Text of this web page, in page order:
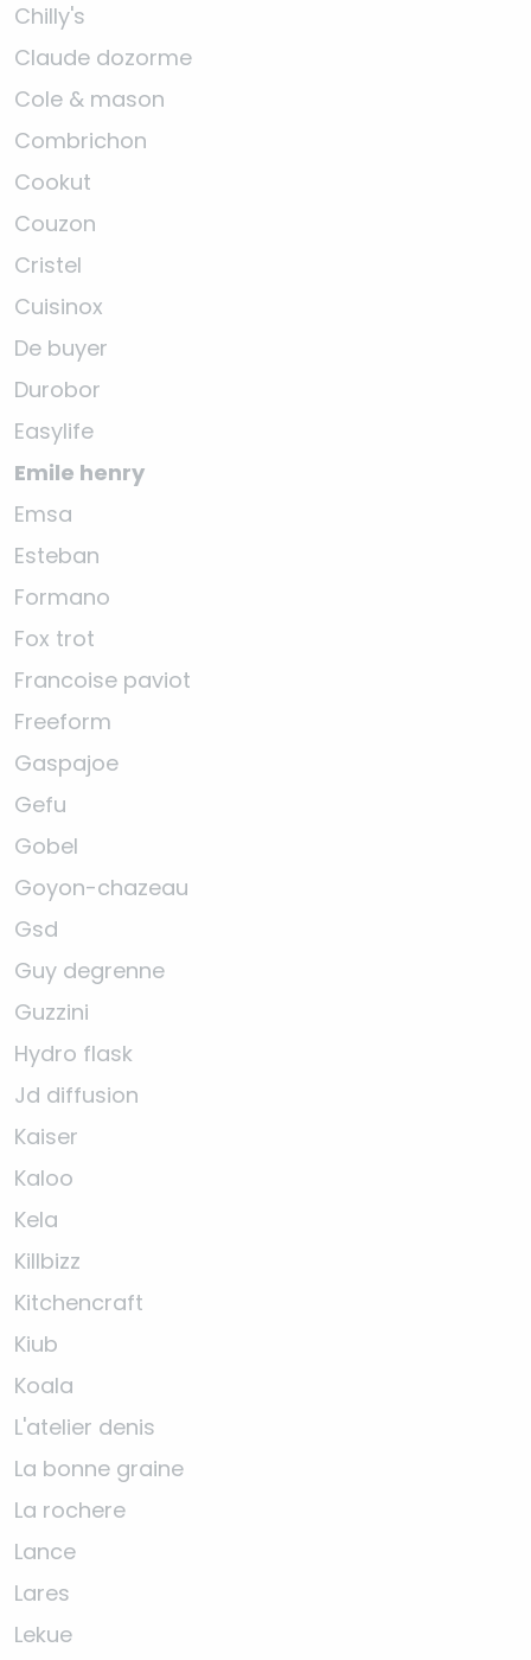
Chilly's
Claude dozorme
Cole & mason
Combrichon
Cookut
Couzon
Cristel
Cuisinox
De buyer
Durobor
Easylife
Emile henry
Emsa
Esteban
Formano
Fox trot
Francoise paviot
Freeform
Gaspajoe
Gefu
Gobel
Goyon-chazeau
Gsd
Guy degrenne
Guzzini
Hydro flask
Jd diffusion
Kaiser
Kaloo
Kela
Killbizz
Kitchencraft
Kiub
Koala
L'atelier denis
La bonne graine
La rochere
Lance
Lares
Lekue